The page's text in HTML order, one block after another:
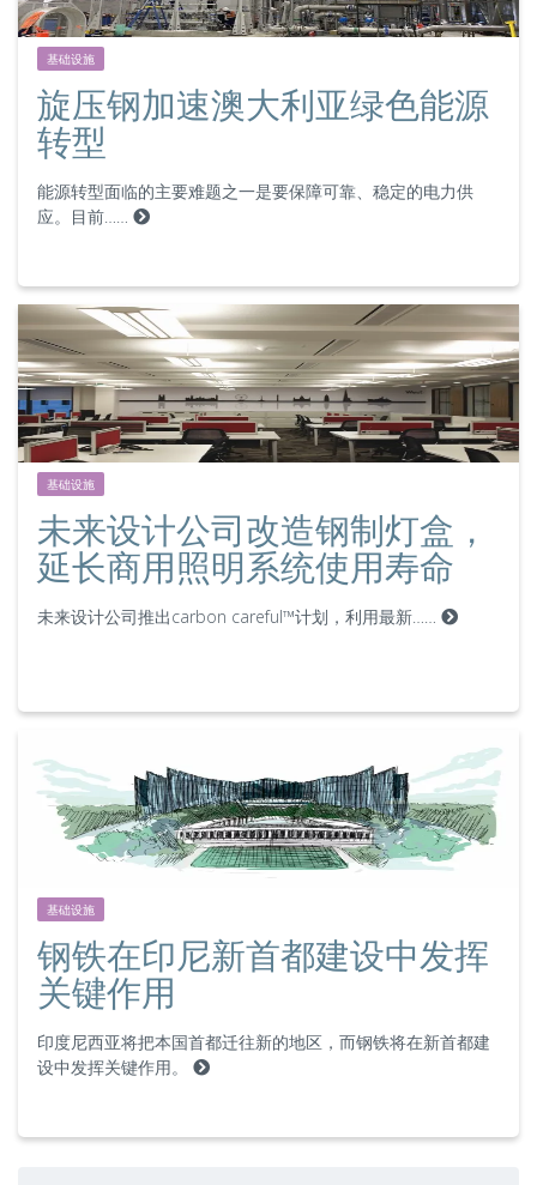
基础设施
旋压钢加速澳大利亚绿色能源
转型
能源转型面临的主要难题之一是要保障可靠、稳定的电力供
应。目前……
基础设施
未来设计公司改造钢制灯盒，
延长商用照明系统使用寿命
未来设计公司推出carbon careful™计划，利用最新……
基础设施
钢铁在印尼新首都建设中发挥
关键作用
印度尼西亚将把本国首都迁往新的地区，而钢铁将在新首都建
设中发挥关键作用。